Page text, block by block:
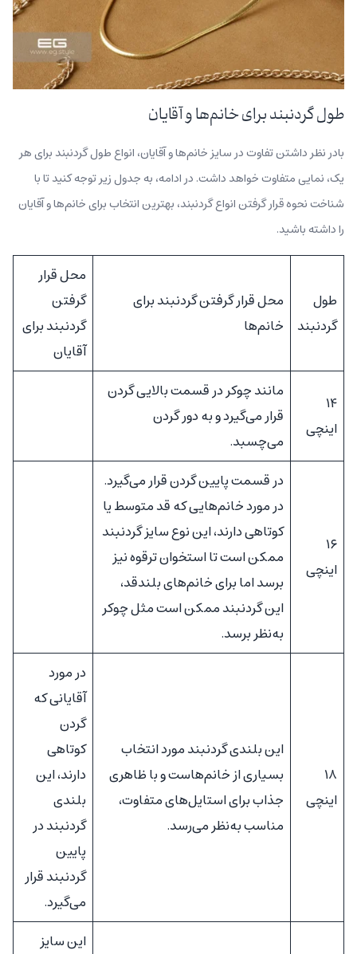
طول گردنبند برای خانم‌ها و آقایان
بادر نظر داشتن تفاوت در سایز خانم‌ها و آقایان، انواع طول گردنبند برای هر
یک، نمایی متفاوت خواهد داشت. در ادامه، به جدول زیر توجه کنید تا با
شناخت نحوه قرار گرفتن انواع گردنبند، بهترین انتخاب برای خانم‌ها و آقایان
را داشته باشید.
طول
گردنبند
محل قرار گرفتن گردنبند برای
خانم‌ها
محل قرار
گرفتن
گردنبند برای
آقایان
۱۴
اینچی
مانند چوکر در قسمت بالایی گردن
قرار می‌گیرد و به دور گردن
می‌چسبد.
۱۶
اینچی
در قسمت پایین گردن قرار می‌گیرد.
در مورد خانم‌هایی که قد متوسط یا
کوتاهی دارند، این نوع سایز گردنبند
ممکن است تا استخوان ترقوه نیز
برسد اما برای خانم‌های بلندقد،
این گردنبند ممکن است مثل چوکر
به‌نظر برسد.
۱۸
اینچی
این بلندی گردنبند مورد انتخاب
بسیاری از خانم‌هاست و با ظاهری
جذاب برای استایل‌های متفاوت،
مناسب به‌نظر می‌رسد.
در مورد
آقایانی که
گردن
کوتاهی
دارند، این
بلندی
گردنبند در
پایین
گردنبند قرار
می‌گیرد.
این سایز